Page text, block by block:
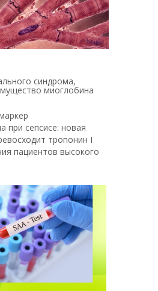
синдрома,
миоглобина
при сепсисе: новая
тропонин I
пациентов высокого